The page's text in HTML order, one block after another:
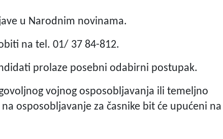
u Narodnim novinama.
na tel. 01/ 37 84-812.
prolaze posebni odabirni postupak.
vojnog osposobljavanja ili temeljno
osposobljavanje za časnike bit će upućeni na